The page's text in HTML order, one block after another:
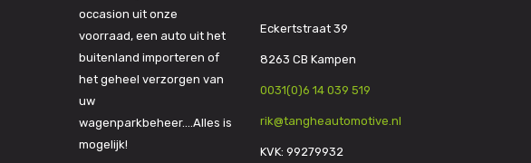
occasion uit onze
voorraad, een auto uit het
buitenland importeren of
het geheel verzorgen van
uw
wagenparkbeheer….Alles is
mogelijk!
Eckertstraat 39
8263 CB Kampen
0031(0)6 14 039 519
rik@tangheautomotive.nl
KVK: 99279932